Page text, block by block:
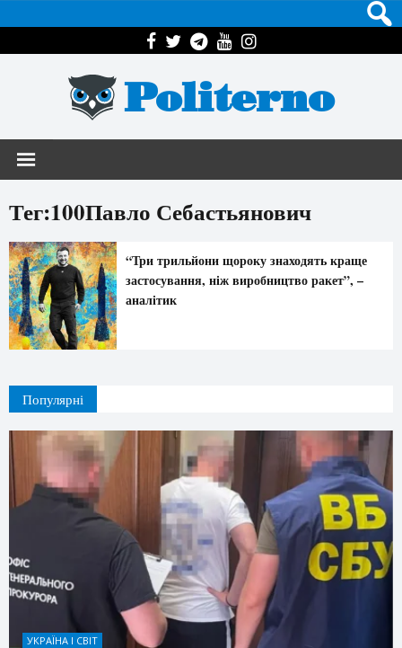
Politerno
Тег:100Павло Себастьянович
“Три трильйони щороку знаходять краще
застосування, ніж виробництво ракет”, –
аналітик
Популярні
УКРАЇНА І СВІТ